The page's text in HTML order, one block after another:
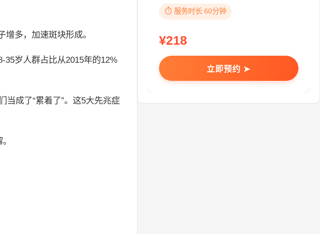
多，加速斑块形成。
35岁人群占比从2015年的12%
当成了“累着了”。这5大先兆症
⏱️ 服务时长 60分钟
¥218
立即预约 ➤